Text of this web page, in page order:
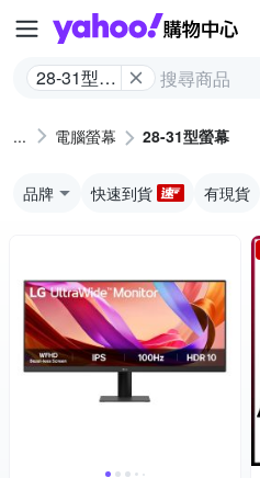
28-31型螢
電腦螢幕 28-31型螢幕
品牌 快速到貨 有現貨